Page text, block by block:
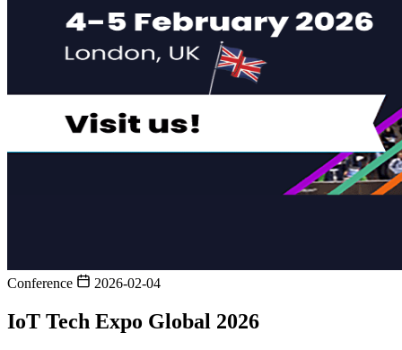
Conference 2026-02-04
IoT Tech Expo Global 2026